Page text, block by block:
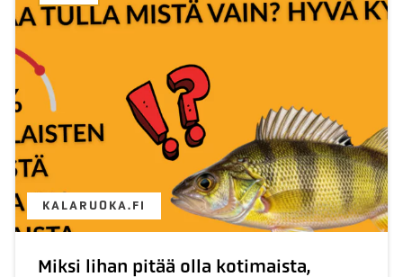
KALARUOKA.FI
Miksi lihan pitää olla kotimaista,